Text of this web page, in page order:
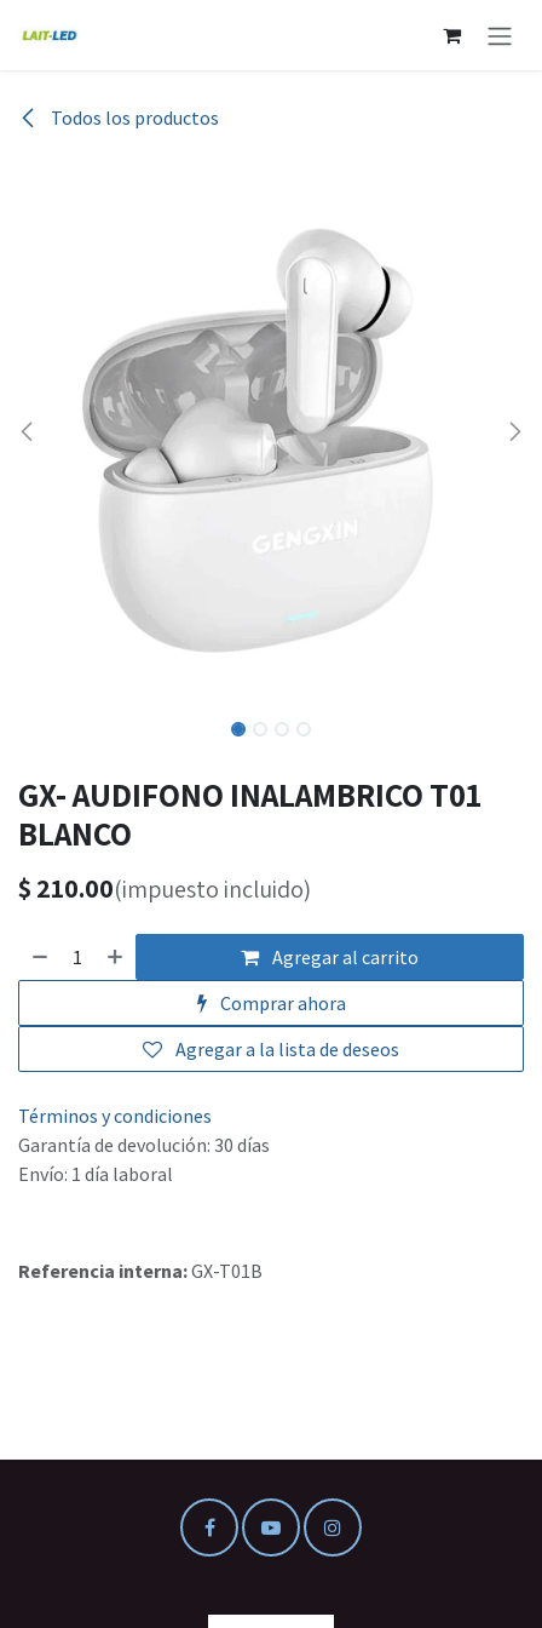
Todos los productos
GX- AUDIFONO INALAMBRICO T01
BLANCO
$ 210.00(impuesto incluido)
Agregar al carrito
Comprar ahora
Agregar a la lista de deseos
Términos y condiciones
Garantía de devolución: 30 días
Envío: 1 día laboral
Referencia interna:GX-T01B